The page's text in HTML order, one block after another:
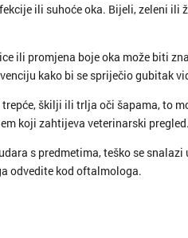
ili suhoće oka. Bijeli, zeleni ili
ili promjena boje oka može biti
kako bi se spriječio gubitak
škilji ili trlja oči šapama, to
koji zahtijeva veterinarski pregled.
s predmetima, teško se snalazi
odvedite kod oftalmologa.